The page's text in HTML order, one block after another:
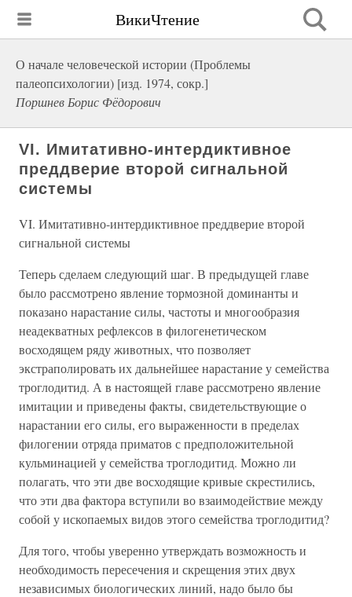
ВикиЧтение
О начале человеческой истории (Проблемы
палеопсихологии) [изд. 1974, сокр.]
Поршнев Борис Фёдорович
VI. Имитативно-интердиктивное
преддверие второй сигнальной
системы
VI. Имитативно-интердиктивное преддверие второй
сигнальной системы
Теперь сделаем следующий шаг. В предыдущей главе
было рассмотрено явление тормозной доминанты и
показано нарастание силы, частоты и многообразия
неадекватных рефлексов в филогенетическом
восходящем ряду животных, что позволяет
экстраполировать их дальнейшее нарастание у семейства
троглодитид. А в настоящей главе рассмотрено явление
имитации и приведены факты, свидетельствующие о
нарастании его силы, его выраженности в пределах
филогении отряда приматов с предположительной
кульминацией у семейства троглодитид. Можно ли
полагать, что эти две восходящие кривые скрестились,
что эти два фактора вступили во взаимодействие между
собой у ископаемых видов этого семейства троглодитид?
Для того, чтобы уверенно утверждать возможность и
необходимость пересечения и скрещения этих двух
независимых биологических линий, надо было бы